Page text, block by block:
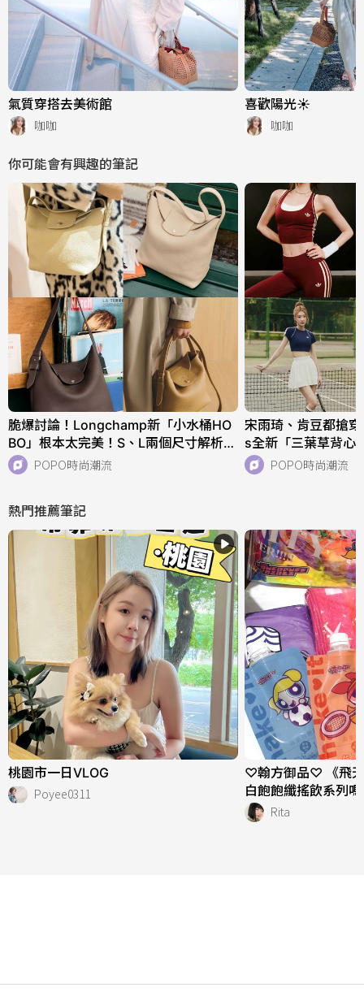
氣質穿搭去美術館
咖咖
喜歡陽光☀️
咖咖
你可能會有興趣的筆記
脆爆討論！Longchamp新「小水桶HO
BO」根本太完美！S、L兩個尺寸解析！
快衝店上試揹！
POPO時尚潮流
宋雨琦、肯豆都搶
s全新「三葉草背心
天穿！直接當日常
POPO時尚潮流
熱門推薦筆記
桃園市一日VLOG
Poyee0311
♡翰方御品♡ 《飛
白飽飽纖搖飲系列
Rita